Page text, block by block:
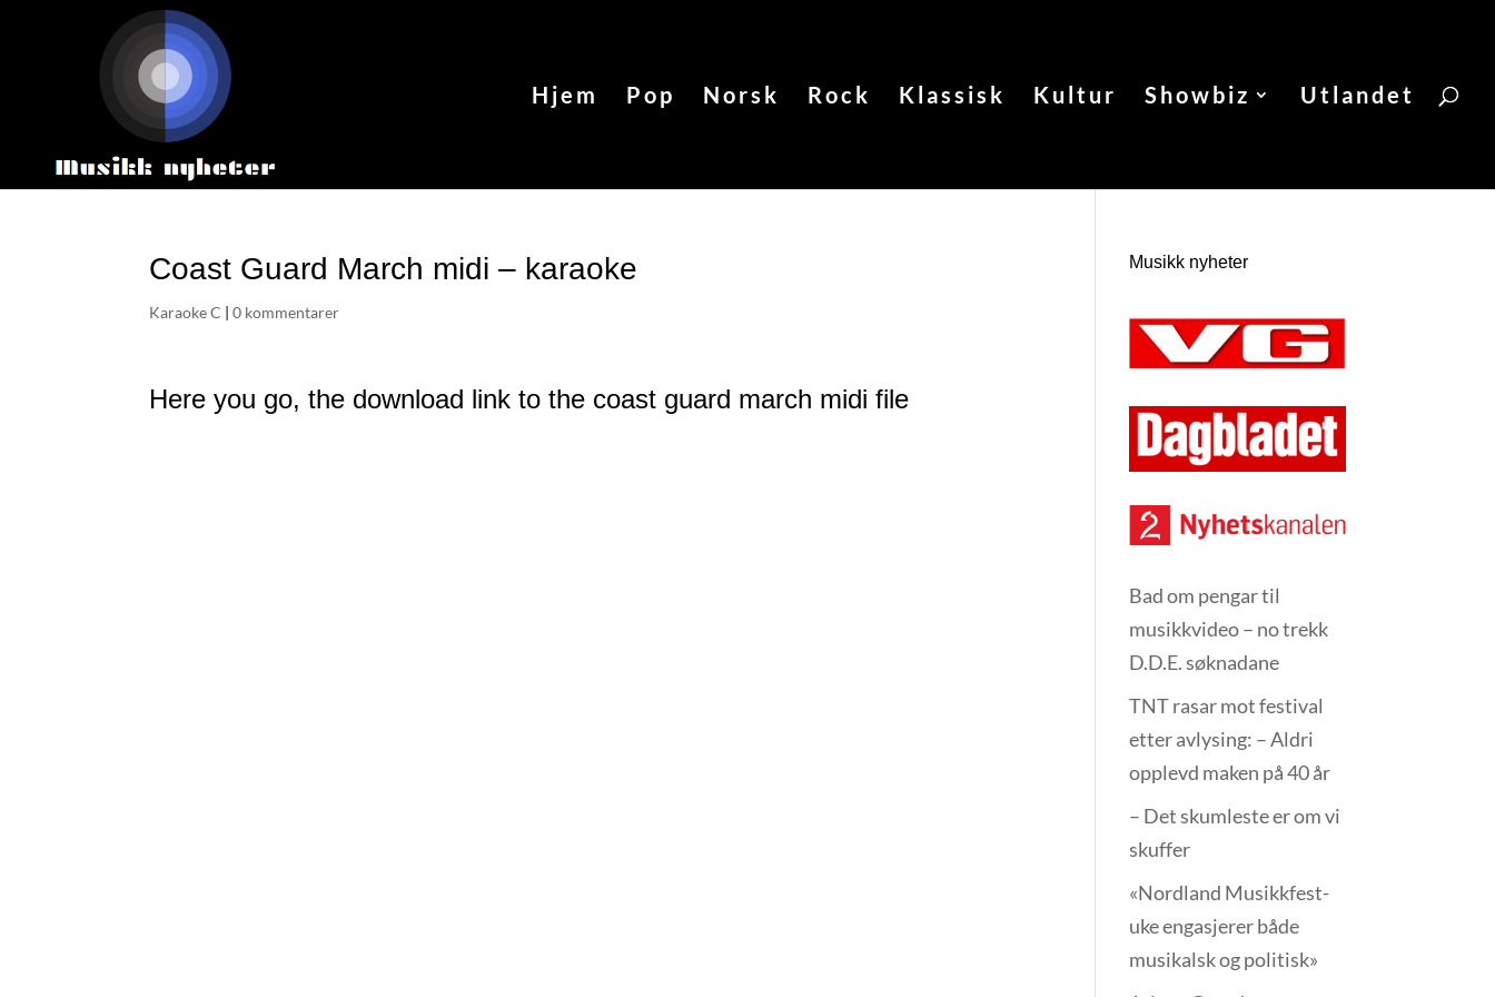
Hjem Pop Norsk Rock Klassisk Kultur Showbiz Utlandet
Coast Guard March midi – karaoke
Karaoke C |0 kommentarer
Here you go, the download link to the coast guard march midi file
Musikk nyheter
Bad om pengar til
musikkvideo – no trekk
D.D.E. søknadane
TNT rasar mot festival
etter avlysing: – Aldri
opplevd maken på 40 år
– Det skumleste er om vi
skuffer
«Nordland Musikkfest­
uke engasjerer både
musikalsk og politisk»